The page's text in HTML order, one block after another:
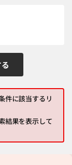
件に該当するリ
結果を表示して